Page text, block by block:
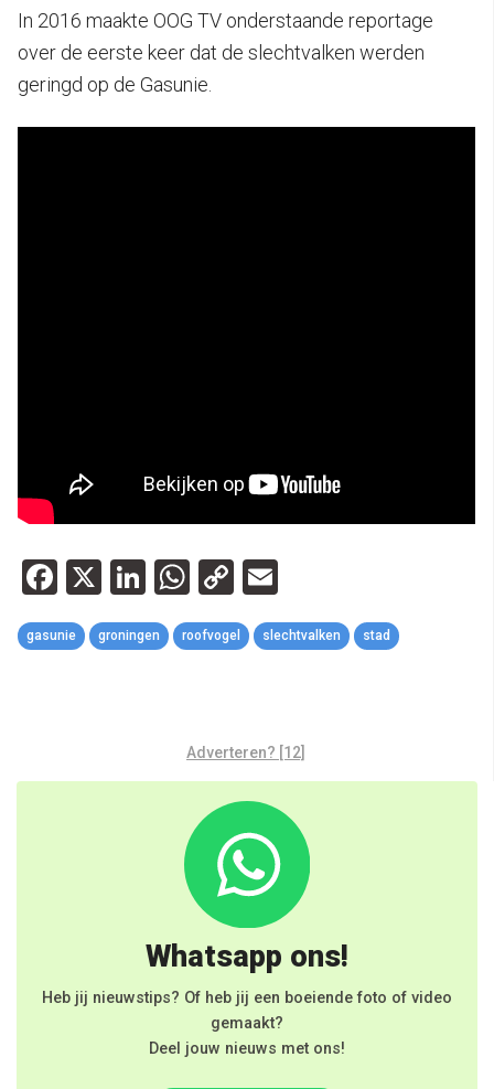
In 2016 maakte OOG TV onderstaande reportage
over de eerste keer dat de slechtvalken werden
geringd op de Gasunie.
Facebook
X LinkedIn
WhatsApp
Copy
Link
gasunie groningen roofvogel slechtvalken stad
Adverteren? [12]
Whatsapp ons!
Heb jij nieuwstips? Of heb jij een boeiende foto of video
gemaakt?
Deel jouw nieuws met ons!